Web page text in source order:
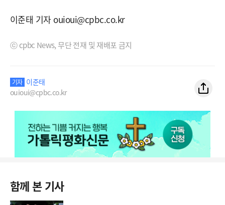
이준태 기자 ouioui@cpbc.co.kr
ⓒ cpbc News, 무단 전재 및 재배포 금지
기자 이준태
ouioui@cpbc.co.kr
함께 본 기사